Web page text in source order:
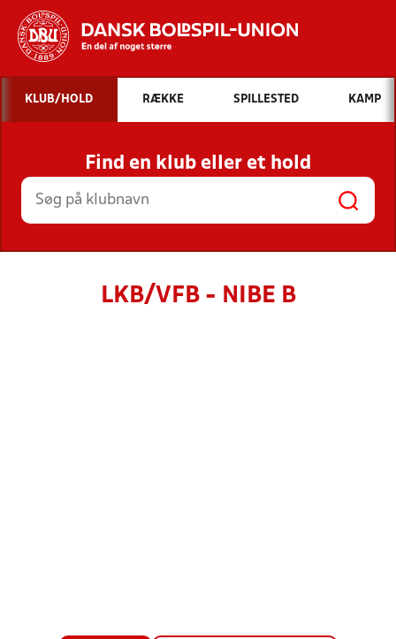
Hvad vil du søge efter?
INDHOLD OG NYHEDER
STILLINGER, RESULTATER, KLUBBER OG
HOLD
KLUB/HOLD RÆKKE SPILLESTED KAMP
Find en klub eller et hold
LKB/VFB - NIBE B